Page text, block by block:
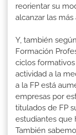
reorientar su
alcanzar las
Y, también
Formación
ciclos
actividad a la
a la FP está
empresas por
titulados de FP
estudiantes que
También